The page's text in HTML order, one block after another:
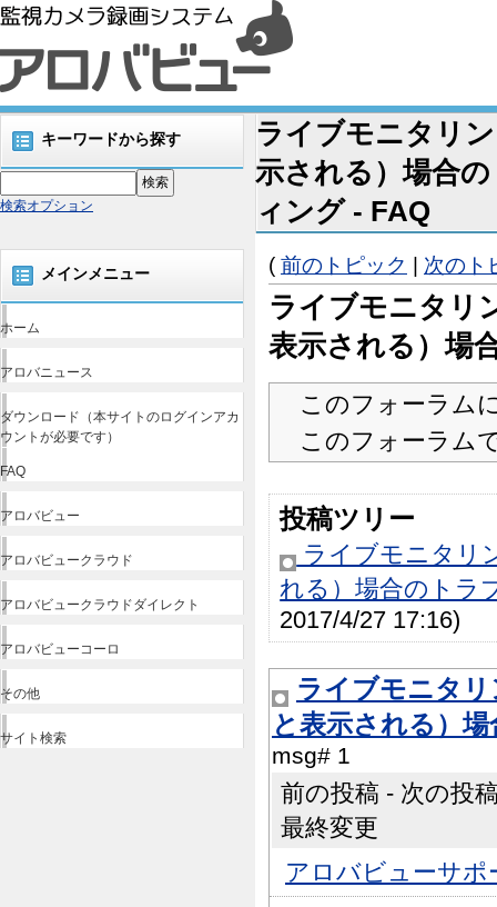
キーワードから探す
検索オプション
メインメニュー
ホーム
アロバニュース
ダウンロード（本サイトのログインアカ
ウントが必要です）
FAQ
アロバビュー
アロバビュークラウド
アロバビュークラウドダイレクト
アロバビューコーロ
その他
サイト検索
ライブモニタリ
示される）場合
ィング - FAQ
( 前のトピック 次のト
ライブモニタリ
表示される）場
このフォーラム
このフォーラム
投稿ツリー
ライブモニタリ
れる）場合のトラ
2017/4/27 17:16)
ライブモニタ
と表示される）
msg# 1
前の投稿 - 次の投
最終変更
アロバビューサポ